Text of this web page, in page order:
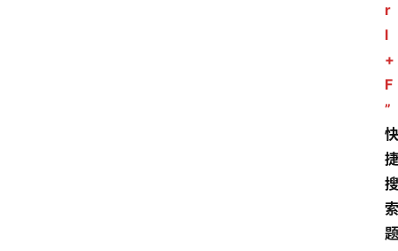
r
l
+
F
”
快
捷
搜
索
题